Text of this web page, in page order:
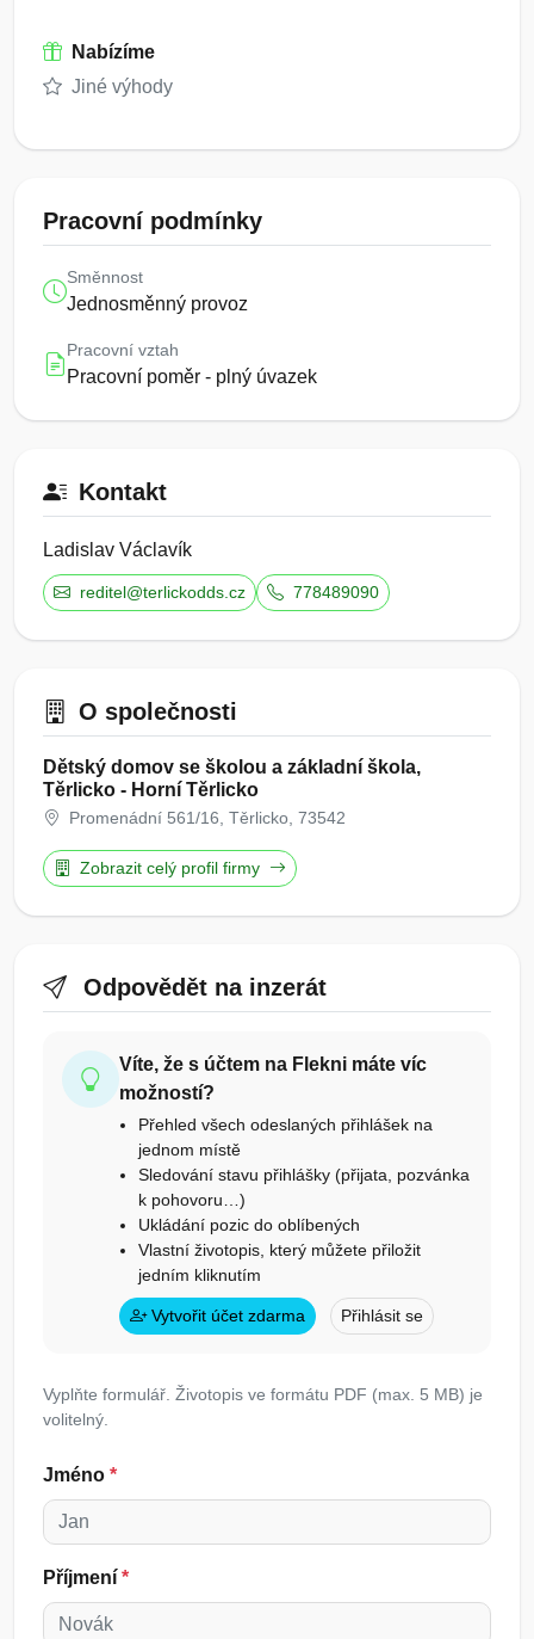
Nabízíme
Jiné výhody
Pracovní podmínky
Směnnost
Jednosměnný provoz
Pracovní vztah
Pracovní poměr - plný úvazek
Kontakt
Ladislav Václavík
reditel@terlickodds.cz 778489090
O společnosti
Dětský domov se školou a základní škola,
Těrlicko - Horní Těrlicko
Promenádní 561/16, Těrlicko, 73542
Zobrazit celý profil firmy
Odpovědět na inzerát
Víte, že s účtem na Flekni máte víc
možností?
Přehled všech odeslaných přihlášek na
jednom místě
Sledování stavu přihlášky (přijata, pozvánka
k pohovoru…)
Ukládání pozic do oblíbených
Vlastní životopis, který můžete přiložit
jedním kliknutím
Vytvořit účet zdarma Přihlásit se
Vyplňte formulář. Životopis ve formátu PDF (max. 5 MB) je
volitelný.
Jméno *
Příjmení *